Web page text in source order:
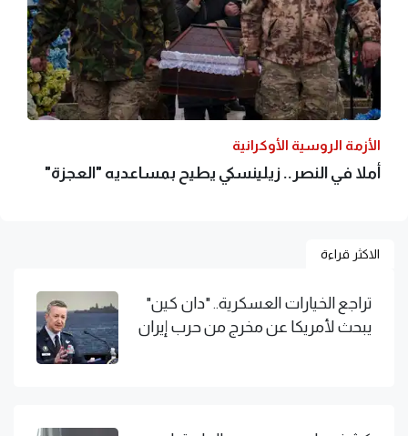
الأزمة الروسية الأوكرانية
أملا في النصر.. زيلينسكي يطيح بمساعديه "العجزة"
الاكثر قراءة
تراجع الخيارات العسكرية.. "دان كين"
يبحث لأمريكا عن مخرج من حرب إيران